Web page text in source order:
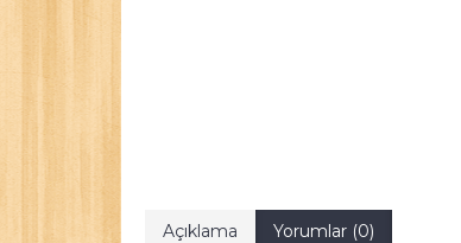
Açıklama Yorumlar (0)